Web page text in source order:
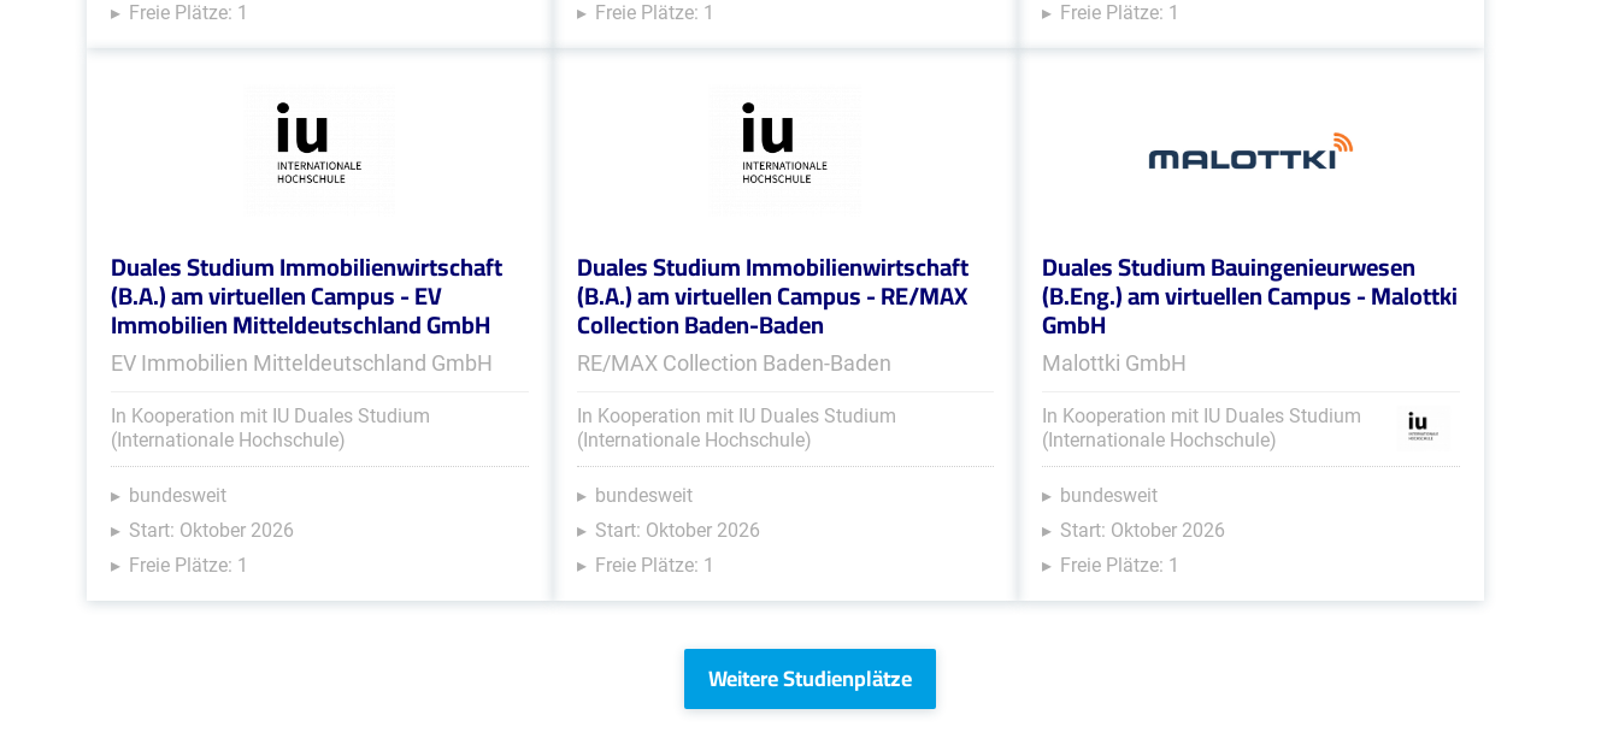
Freie Plätze: 1
Freie Plätze: 1
Freie Plätze: 1
Duales Studium Immobilienwirtschaft
(B.A.) am virtuellen Campus - EV
Immobilien Mitteldeutschland GmbH
EV Immobilien Mitteldeutschland GmbH
In Kooperation mit IU Duales Studium
(Internationale Hochschule)
bundesweit
Start: Oktober 2026
Freie Plätze: 1
Duales Studium Immobilienwirtschaft
(B.A.) am virtuellen Campus - RE/MAX
Collection Baden-Baden
RE/MAX Collection Baden-Baden
In Kooperation mit IU Duales Studium
(Internationale Hochschule)
bundesweit
Start: Oktober 2026
Freie Plätze: 1
Duales Studium Bauingenieurwesen
(B.Eng.) am virtuellen Campus - Malottki
GmbH
Malottki GmbH
In Kooperation mit IU Duales Studium
(Internationale Hochschule)
bundesweit
Start: Oktober 2026
Freie Plätze: 1
Weitere Studienplätze